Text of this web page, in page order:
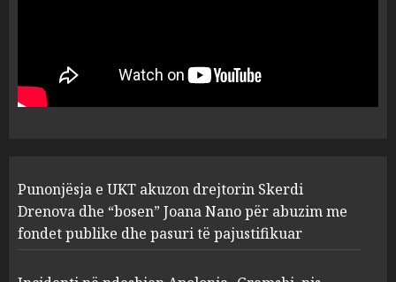
1
“bosen” Joana Nano për
abuzim me fondet publike dhe
pasuri të pajustifikuar
2
Apolonia- Gramshi, nis
procedim penal për Koço
Kokëdhimën (VIDEO)
MARCH 27, 2025
Punonjësja e UKT akuzon drejtorin Skerdi
Drenova dhe “bosen” Joana Nano për abuzim me
fondet publike dhe pasuri të pajustifikuar